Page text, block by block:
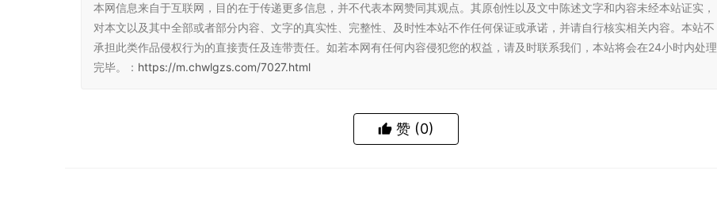
本网信息来自于互联网，目的在于传递更多信息，并不代表本网赞同其观点。其原创性以及文中陈述文字和内容未经本站证实，
对本文以及其中全部或者部分内容、文字的真实性、完整性、及时性本站不作任何保证或承诺，并请自行核实相关内容。本站不
承担此类作品侵权行为的直接责任及连带责任。如若本网有任何内容侵犯您的权益，请及时联系我们，本站将会在24小时内处理
完毕。： https://m.chwlgzs.com/7027.html
赞 (0)